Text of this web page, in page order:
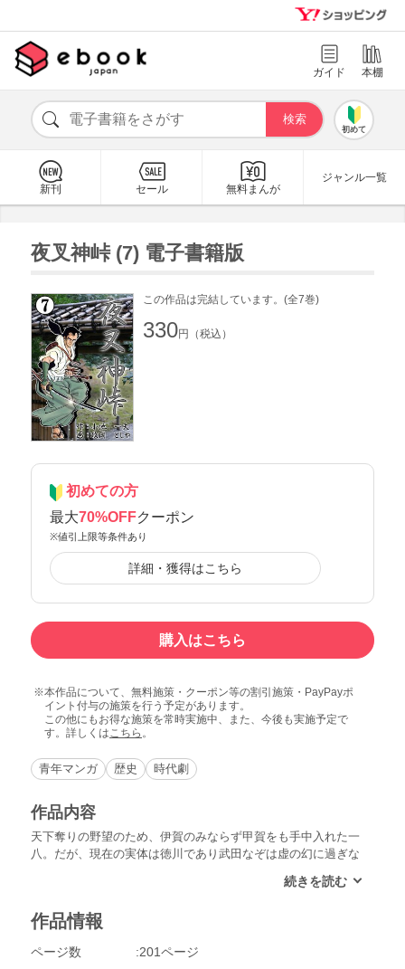
ガイド 本棚
初めて
新刊 セール 無料まんが
ジャンル一覧
夜叉神峠 (7) 電子書籍版
この作品は完結しています。(全7巻)
330円（税込）
初めての方
最大70%OFFクーポン
※値引上限等条件あり
詳細・獲得はこちら
購入はこちら
本作品について、無料施策・クーポン等の割引施策・PayPayポ
イント付与の施策を行う予定があります。
この他にもお得な施策を常時実施中、また、今後も実施予定で
す。詳しくは こちら 。
青年マンガ 歴史 時代劇
作品内容
天下奪りの野望のため、伊賀のみならず甲賀をも手中入れた一
八。だが、現在の実体は徳川であり武田なぞは虚の幻に過ぎな
ずることは百年の歳月を費やしても叶わぬと…。野望を捨てた
が…。
作品情報
ページ数
201ページ